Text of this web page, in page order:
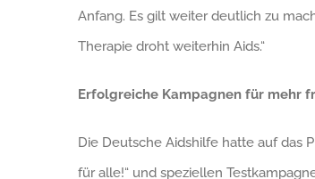
Anfang. Es gilt weiter deutlich zu
Therapie droht weiterhin Aids.“
Erfolgreiche Kampagnen für mehr
Die Deutsche Aidshilfe hatte auf das
für alle!“ und speziellen